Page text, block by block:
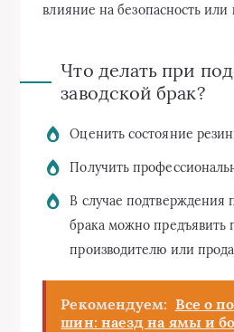
влияние на безопасность
Что делать при
заводской брак?
Оценить состояние
Получить
В случае подтверждения
брака можно предъявить
производителю или
Рекомендуем: Все о
шин: наезд на ямы и